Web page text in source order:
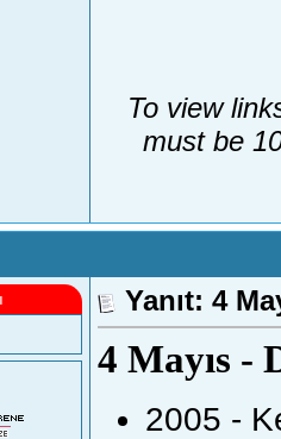
To view
must be
Yanıt: 4
4 Mayıs -
2005 -